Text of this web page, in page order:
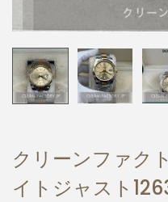
クリーンファク
イトジャスト